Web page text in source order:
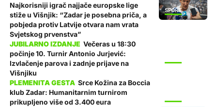
SPORT
Najkorisniji igrač najjače europske lige
stiže u Višnjik: “Zadar je posebna priča, a
pobjeda protiv Latvije otvara nam vrata
Svjetskog prvenstva”
Večeras u 18:30
počinje 10. Turnir Antonio Jurjević:
Izvlačenje parova i zadnje prijave na
Višnjiku
Srce Kožina za Boccia
klub Zadar: Humanitarnim turnirom
prikupljeno više od 3.400 eura